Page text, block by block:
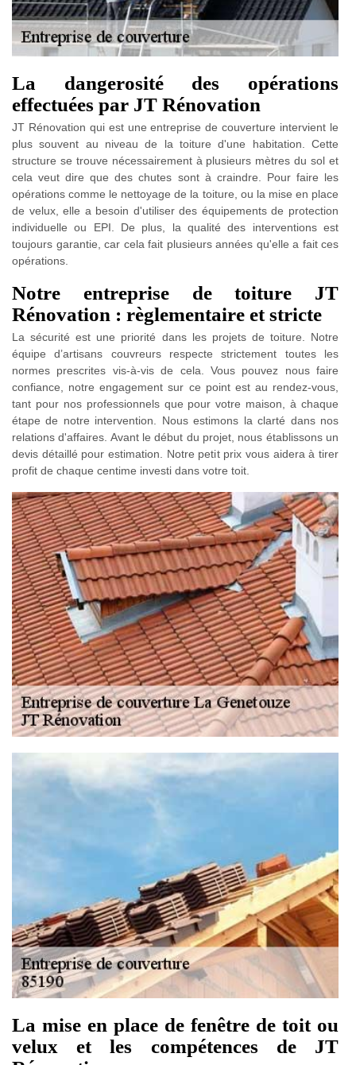
La dangerosité des opérations
effectuées par JT Rénovation
JT Rénovation qui est une entreprise de couverture intervient le
plus souvent au niveau de la toiture d'une habitation. Cette
structure se trouve nécessairement à plusieurs mètres du sol et
cela veut dire que des chutes sont à craindre. Pour faire les
opérations comme le nettoyage de la toiture, ou la mise en place
de velux, elle a besoin d'utiliser des équipements de protection
individuelle ou EPI. De plus, la qualité des interventions est
toujours garantie, car cela fait plusieurs années qu'elle a fait ces
opérations.
Notre entreprise de toiture JT
Rénovation : règlementaire et stricte
La sécurité est une priorité dans les projets de toiture. Notre
équipe d’artisans couvreurs respecte strictement toutes les
normes prescrites vis-à-vis de cela. Vous pouvez nous faire
confiance, notre engagement sur ce point est au rendez-vous,
tant pour nos professionnels que pour votre maison, à chaque
étape de notre intervention. Nous estimons la clarté dans nos
relations d'affaires. Avant le début du projet, nous établissons un
devis détaillé pour estimation. Notre petit prix vous aidera à tirer
profit de chaque centime investi dans votre toit.
La mise en place de fenêtre de toit ou
velux et les compétences de JT